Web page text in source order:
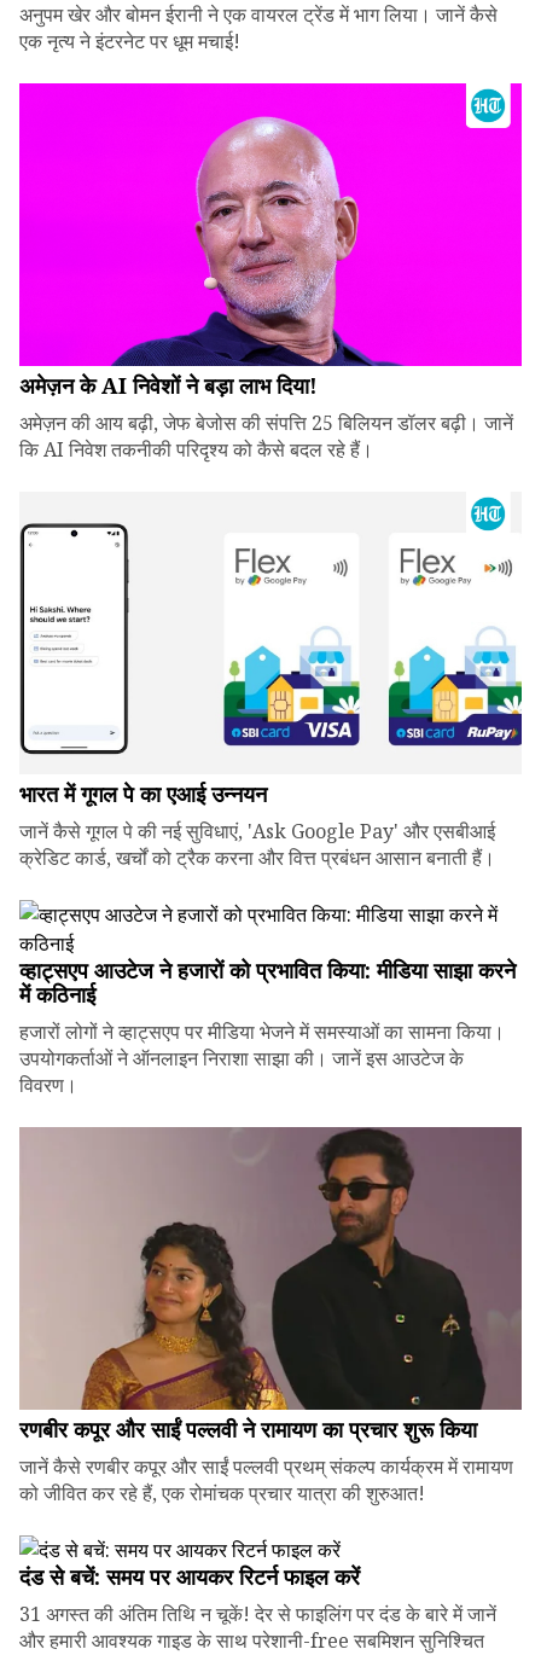
अनुपम खेर और बोमन ईरानी ने एक वायरल ट्रेंड में भाग लिया। जानें कैसे
एक नृत्य ने इंटरनेट पर धूम मचाई!
अमेज़न के AI निवेशों ने बड़ा लाभ दिया!
अमेज़न की आय बढ़ी, जेफ बेजोस की संपत्ति 25 बिलियन डॉलर बढ़ी। जानें
कि AI निवेश तकनीकी परिदृश्य को कैसे बदल रहे हैं।
भारत में गूगल पे का एआई उन्नयन
जानें कैसे गूगल पे की नई सुविधाएं, 'Ask Google Pay' और एसबीआई
क्रेडिट कार्ड, खर्चों को ट्रैक करना और वित्त प्रबंधन आसान बनाती हैं।
व्हाट्सएप आउटेज ने हजारों को प्रभावित किया: मीडिया साझा करने
में कठिनाई
हजारों लोगों ने व्हाट्सएप पर मीडिया भेजने में समस्याओं का सामना किया।
उपयोगकर्ताओं ने ऑनलाइन निराशा साझा की। जानें इस आउटेज के
विवरण।
रणबीर कपूर और साईं पल्लवी ने रामायण का प्रचार शुरू किया
जानें कैसे रणबीर कपूर और साईं पल्लवी प्रथम् संकल्प कार्यक्रम में रामायण
को जीवित कर रहे हैं, एक रोमांचक प्रचार यात्रा की शुरुआत!
दंड से बचें: समय पर आयकर रिटर्न फाइल करें
31 अगस्त की अंतिम तिथि न चूकें! देर से फाइलिंग पर दंड के बारे में जानें
और हमारी आवश्यक गाइड के साथ परेशानी-free सबमिशन सुनिश्चित